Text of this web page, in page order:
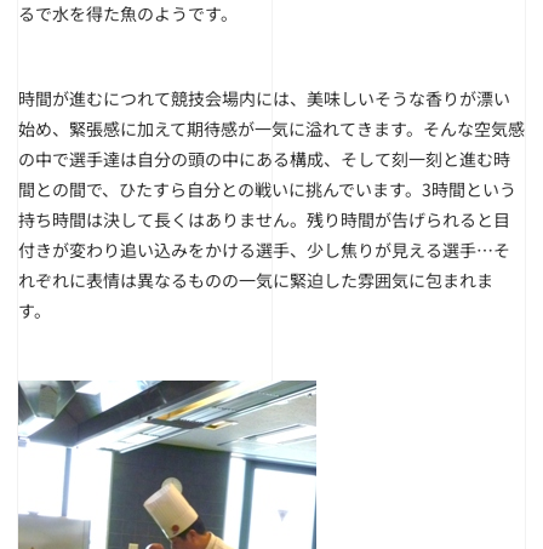
るで水を得た魚のようです。
時間が進むにつれて競技会場内には、美味しいそうな香りが漂い
始め、緊張感に加えて期待感が一気に溢れてきます。そんな空気感
の中で選手達は自分の頭の中にある構成、そして刻一刻と進む時
間との間で、ひたすら自分との戦いに挑んでいます。3時間という
持ち時間は決して長くはありません。残り時間が告げられると目
付きが変わり追い込みをかける選手、少し焦りが見える選手…そ
れぞれに表情は異なるものの一気に緊迫した雰囲気に包まれま
す。